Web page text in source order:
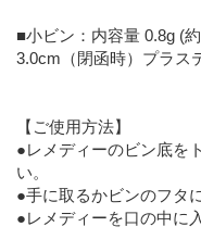
■小ビン：内容量 0.8g (
3.0cm（閉函時）プラス
【ご使用方法】
●レメディーのビン底を
い。
●手に取るかビンのフタ
●レメディーを口の中に